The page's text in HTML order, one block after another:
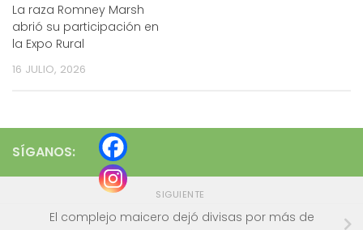
La raza Romney Marsh
abrió su participación en
la Expo Rural
16 JULIO, 2026
SÍGANOS:
SIGUIENTE
El complejo maicero dejó divisas por más de